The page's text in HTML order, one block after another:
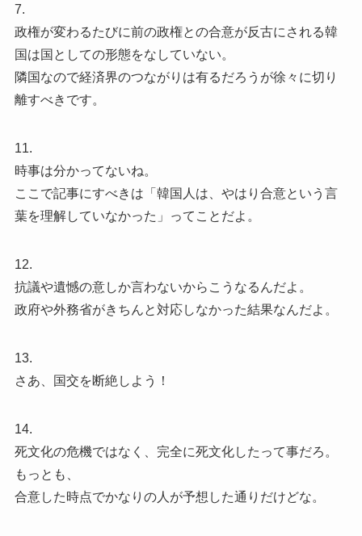
7.
政権が変わるたびに前の政権との合意が反古にされる韓
国は国としての形態をなしていない。
隣国なので経済界のつながりは有るだろうが徐々に切り
離すべきです。
11.
時事は分かってないね。
ここで記事にすべきは「韓国人は、やはり合意という言
葉を理解していなかった」ってことだよ。
12.
抗議や遺憾の意しか言わないからこうなるんだよ。
政府や外務省がきちんと対応しなかった結果なんだよ。
13.
さあ、国交を断絶しよう！
14.
死文化の危機ではなく、完全に死文化したって事だろ。
もっとも、
合意した時点でかなりの人が予想した通りだけどな。